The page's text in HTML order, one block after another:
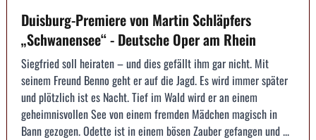
Duisburg-Premiere von Martin Schläpfers
„Schwanensee“ - Deutsche Oper am Rhein
Siegfried soll heiraten – und dies gefällt ihm gar nicht. Mit
seinem Freund Benno geht er auf die Jagd. Es wird immer später
und plötzlich ist es Nacht. Tief im Wald wird er an einem
geheimnisvollen See von einem fremden Mädchen magisch in
Bann gezogen. Odette ist in einem bösen Zauber gefangen und ...